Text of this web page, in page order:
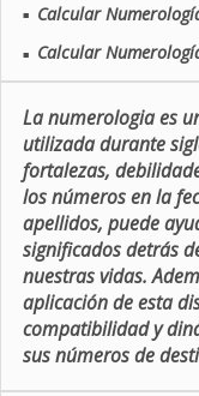
■ Calcular
■ Calcular
La numerologia es
utilizada durante
fortalezas,
los números en la
apellidos, puede
significados detrás
nuestras vidas.
aplicación de esta
compatibilidad y
sus números de